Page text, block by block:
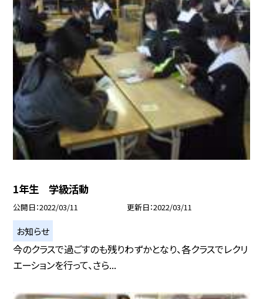
1年生 学級活動
公開日 2022/03/11 更新日 2022/03/11
お知らせ
今のクラスで過ごすのも残りわずかとなり、各クラスでレクリ
エーションを行って、さら...